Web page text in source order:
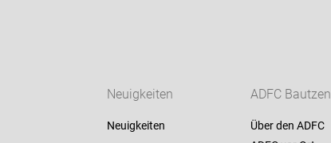
Neuigkeiten
Neuigkeiten
ADFC Bautzen
Über den ADFC